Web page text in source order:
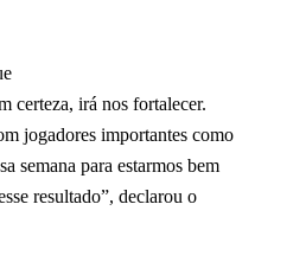
certeza, irá nos fortalecer.
jogadores importantes como
semana para estarmos bem
resultado”, declarou o